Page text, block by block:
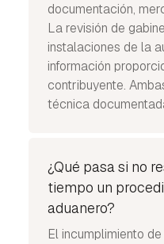
documentación,
La revisión de
instalaciones de la
información
contribuyente.
técnica
¿Qué pasa si no
tiempo un
aduanero?
El incumplimiento